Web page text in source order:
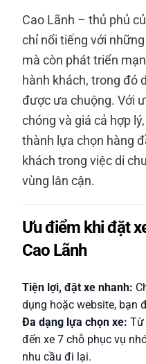
Cao Lãnh – thủ phủ
chỉ nổi tiếng với
mà còn phát triển
hành khách, trong đó
được ưa chuộng. Với
chóng và giá cả hợp
thành lựa chọn hàng
khách trong việc di
vùng lân cận.
Ưu điểm khi đặt
Cao Lãnh
Tiện lợi, đặt xe nhanh:
dụng hoặc website, bạn
Đa dạng lựa chọn xe: Từ
đến xe 7 chỗ phục vụ
nhu cầu đi lại.